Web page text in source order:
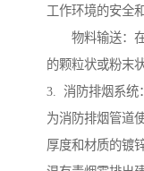
工作环境的安全
物料输送：在
的颗粒状或粉末
3. 消防排烟系统
为消防排烟管道
厚度和材质的镀